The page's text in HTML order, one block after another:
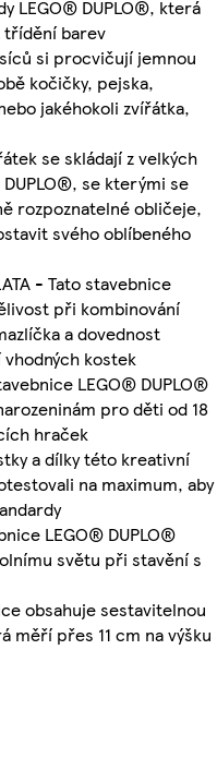
LEGO® DUPLO®, která
barev
si procvičují jemnou
kočičky, pejska,
jakéhokoli zvířátka,
se skládají z velkých
se kterými se
rozpoznatelné obličeje,
svého oblíbeného
- Tato stavebnice
při kombinování
a dovednost
kostek
LEGO® DUPLO®
pro děti od 18
hraček
a dílky této kreativní
na maximum, aby
LEGO® DUPLO®
světu při stavění s
obsahuje sestavitelnou
přes 11 cm na výšku